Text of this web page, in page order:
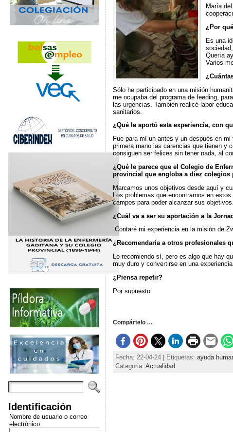
Identificación
Nombre de usuario o correo
electrónico
María
¿Por
Es una
Quería
Varios
Sólo he participado en una misión
me ocupaba del programa de feeding,
las urgencias. También realicé labor
sanitarios.
¿Qué le aportó esta experiencia, con
Fue para mí un antes y un después en
primera mano las carencias que tienen y
consiguen ser felices sin tener nada, al
¿Qué le parece que el Colegio de
provincial que engloba a diez
Marcamos unos objetivos desde aquí y
Los problemas que encontramos en
campos para poder alcanzar sus objetivos.
¿Cuál va a ser su aportación a la
Contaré mi experiencia en la misión de
¿Recomendaría a otros profesionales
Lo recomiendo sí, pero es algo que hay
muy duro y convertirse en una
¿Piensa repetir?
Por supuesto.
Compártelo …
Fecha: 22-04-24 | Etiquetas: ayuda
Categoria: Actualidad